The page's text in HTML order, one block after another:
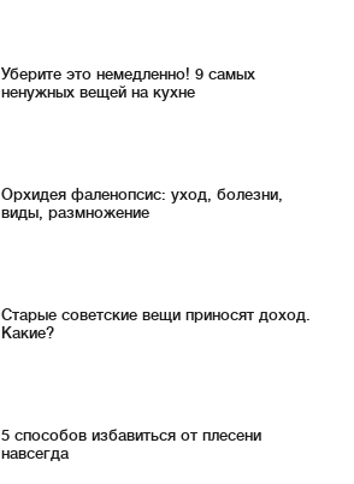
Уберите это немедленно! 9 самых
ненужных вещей на кухне
Орхидея фаленопсис: уход, болезни,
виды, размножение
Старые советские вещи приносят доход.
Какие?
5 способов избавиться от плесени
навсегда